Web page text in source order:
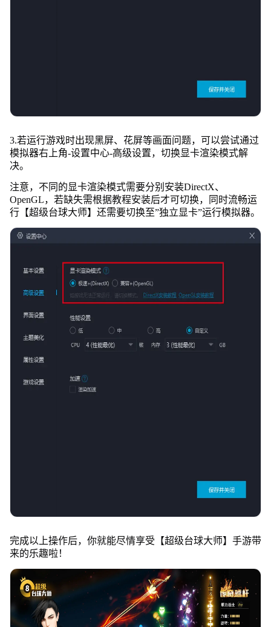
3.若运行游戏时出现黑屏、花屏等画面问题，可以尝试通过
模拟器右上角-设置中心-高级设置，切换显卡渲染模式解
决。
注意，不同的显卡渲染模式需要分别安装DirectX、
OpenGL，若缺失需根据教程安装后才可切换，同时流畅运
行【超级台球大师】还需要切换至”独立显卡”运行模拟器。
完成以上操作后，你就能尽情享受【超级台球大师】手游带
来的乐趣啦！